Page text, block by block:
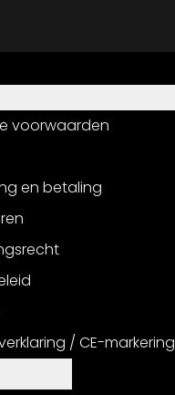
voorwaarden
en betaling
/ CE-markering